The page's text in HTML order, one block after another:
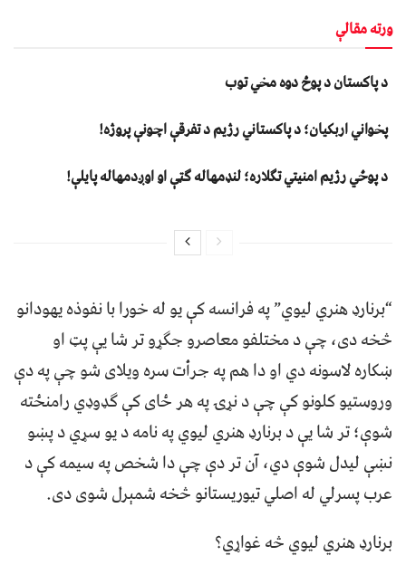
ورته مقالې
د پاکستان د پوځ دوه مخي توب
پخواني اربکیان؛ د پاکستاني رژیم د تفرقې اچونې پروژه!
د پوځي رژیم امنیتي تګلاره؛ لنډمهاله ګټې او اوږدمهاله پایلې!
“برنارډ هنري لیوي” په فرانسه کې یو له خورا با نفوذه یهودانو
څخه دی، چې د مختلفو معاصرو جګړو تر شا یې پټ او
ښکاره لاسونه دي او دا هم په جرأت سره ویلای شو چې په دې
وروستیو کلونو کې چې د نړۍ په هر ځای کې ګډوډي رامنځته
شوې؛ تر شا یې د برنارډ هنري لیوي په نامه د یو سړي د پښو
نښې لیدل شوې دي، آن تر دې چې دا شخص په سیمه کې د
عرب پسرلي له اصلي تیوریستانو څخه شمېرل شوی دی.
برنارډ هنري لیوي څه غواړي؟